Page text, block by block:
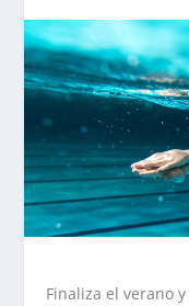
Finaliza el verano